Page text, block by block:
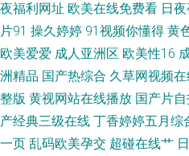
品V 91污秽版 日美人兽视频 97干干视
91三级国产 国产人妻精品久久 91撸视
综合 五月天色图 高清成人三级网址 91
丝大香蕉 91tv影院 久久午夜国产精
夜福利网址 欧美在线免费看 日
片91 操久婷婷 91视频你懂得 黄
欧美爱爱 成人亚洲区 欧美性16
洲精品 国产热综合 久草网视频
整版 黄视网站在线播放 国产片自
产经典三级在线 丁香婷婷五月综
一页 乱码欧美孕交 超碰在线艹